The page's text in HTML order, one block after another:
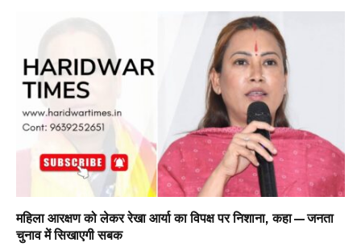
महिला आरक्षण को लेकर रेखा आर्या का विपक्ष पर निशाना, कहा—जनता
चुनाव में सिखाएगी सबक